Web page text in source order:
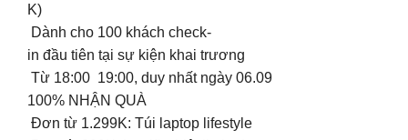
K)
Dành cho 100 khách check-
in đầu tiên tại sự kiện khai trương
Từ 18:00 19:00, duy nhất ngày 06.09
100% NHẬN QUÀ
Đơn từ 1.299K: Túi laptop lifestyle